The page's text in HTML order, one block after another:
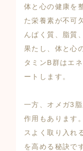
体と心の健康を
た栄養素が不可
んぱく質、脂質
果たし、体と心
タミンB群はエ
ートします。
一方、オメガ3
作用もあります
スよく取り入れ
を高める秘訣で